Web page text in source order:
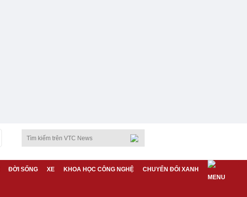
ĐỜI SỐNG XE KHOA HỌC CÔNG NGHỆ CHUYỂN ĐỔI XANH